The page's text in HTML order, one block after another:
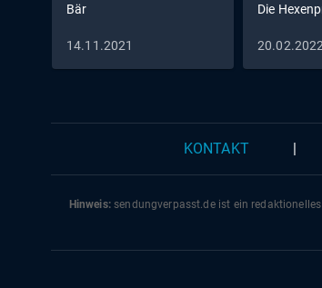
Bär
14.11.2021
Die
20.02.2022
KONTAKT
Hinweis:sendungverpasst.deist ein